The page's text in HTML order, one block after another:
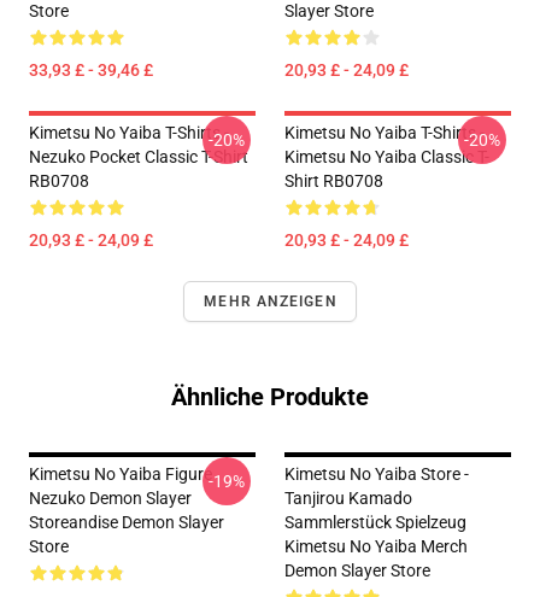
Store
33,93 £ - 39,46 £
Slayer Store
20,93 £ - 24,09 £
Kimetsu No Yaiba T-Shirts -
Nezuko Pocket Classic T-Shirt
RB0708
20,93 £ - 24,09 £
-20%
Kimetsu No Yaiba T-Shirts -
Kimetsu No Yaiba Classic T-
Shirt RB0708
20,93 £ - 24,09 £
-20%
MEHR ANZEIGEN
Ähnliche Produkte
Kimetsu No Yaiba Figure
Nezuko Demon Slayer
Storeandise Demon Slayer
Store
-19%
Kimetsu No Yaiba Store -
Tanjirou Kamado
Sammlerstück Spielzeug
Kimetsu No Yaiba Merch
Demon Slayer Store